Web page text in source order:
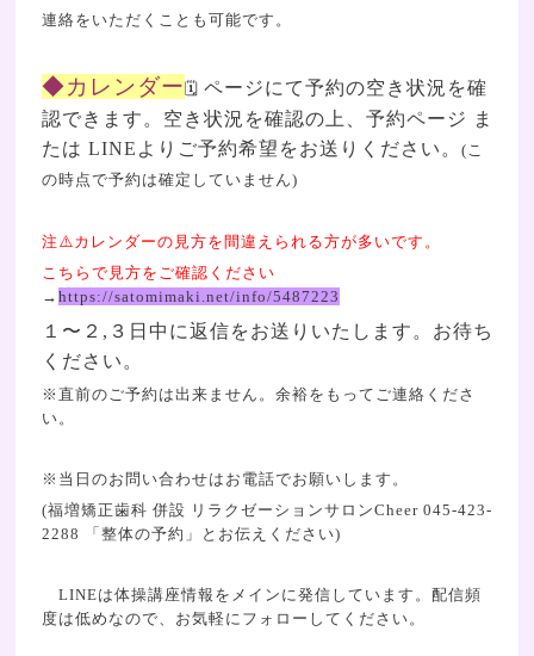
連絡をいただくことも可能です。
◆カレンダー 🗓 ページにて予約の空き状況を確
認できます。空き状況を確認の上、予約ページ ま
たは LINEよりご予約希望をお送りください。 (こ
の時点で予約は確定していません)
注⚠️カレンダーの見方を間違えられる方が多いです。
こちらで見方をご確認ください
→ https://satomimaki.net/info/5487223
１〜２,３日中に返信をお送りいたします。お待ち
ください。
※直前のご予約は出来ません。 余裕をもってご連絡くださ
い。
※当日のお問い合わせはお電話でお願いします。
(福増矯正歯科 併設 リラクゼーションサロンCheer 045-423-
2288 「整体の予約」とお伝えください)
LINEは体操講座情報をメインに発信しています。配信頻
度は低めなので、お気軽にフォローしてください。